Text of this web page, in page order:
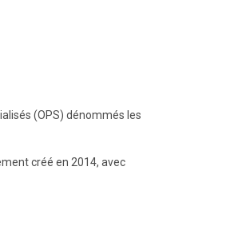
(OPS) dénommés les
créé en 2014, avec